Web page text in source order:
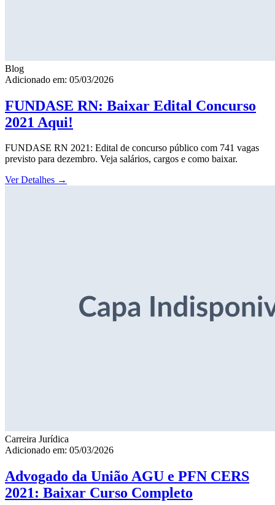
Blog
Adicionado em: 05/03/2026
FUNDASE RN: Baixar Edital Concurso
2021 Aqui!
FUNDASE RN 2021: Edital de concurso público com 741 vagas
previsto para dezembro. Veja salários, cargos e como baixar.
Ver Detalhes →
Carreira Jurídica
Adicionado em: 05/03/2026
Advogado da União AGU e PFN CERS
2021: Baixar Curso Completo